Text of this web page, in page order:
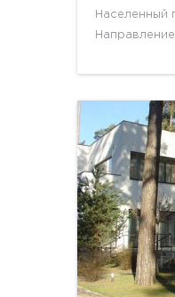
Населенный